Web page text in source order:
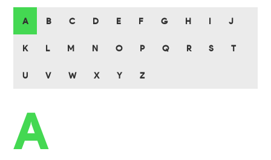
A B C D E F G H J
K L M N O P Q R S T
U V W X Y Z
A